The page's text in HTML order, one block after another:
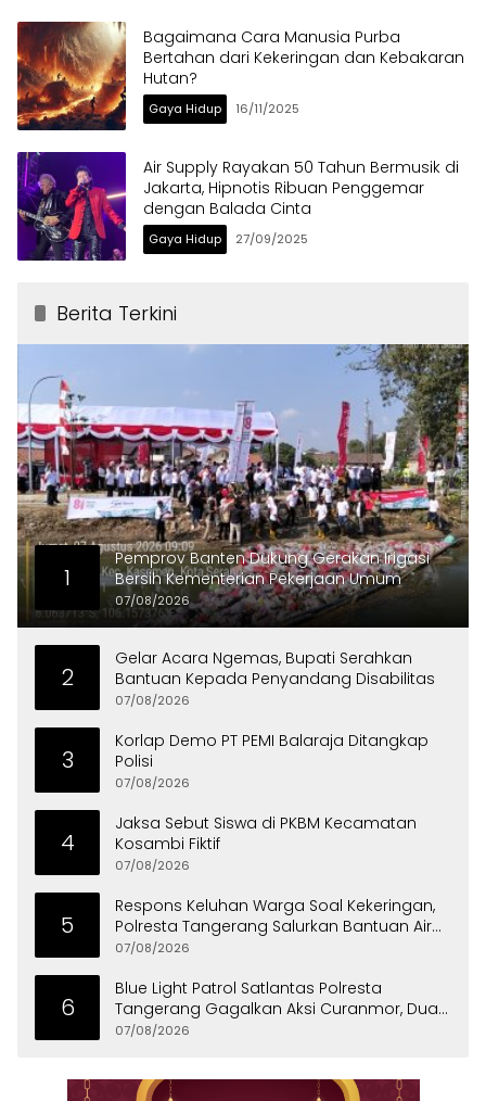
Bagaimana Cara Manusia Purba
Bertahan dari Kekeringan dan Kebakaran
Hutan?
Gaya Hidup 16/11/2025
Air Supply Rayakan 50 Tahun Bermusik di
Jakarta, Hipnotis Ribuan Penggemar
dengan Balada Cinta
Gaya Hidup 27/09/2025
Berita Terkini
1
Pemprov Banten Dukung Gerakan Irigasi
Bersih Kementerian Pekerjaan Umum
07/08/2026
2
Gelar Acara Ngemas, Bupati Serahkan
Bantuan Kepada Penyandang Disabilitas
07/08/2026
3
Korlap Demo PT PEMI Balaraja Ditangkap
Polisi
07/08/2026
4
Jaksa Sebut Siswa di PKBM Kecamatan
Kosambi Fiktif
07/08/2026
5
Respons Keluhan Warga Soal Kekeringan,
Polresta Tangerang Salurkan Bantuan Air
Bersih ke Panongan
07/08/2026
6
Blue Light Patrol Satlantas Polresta
Tangerang Gagalkan Aksi Curanmor, Dua
Pria Diamankan
07/08/2026